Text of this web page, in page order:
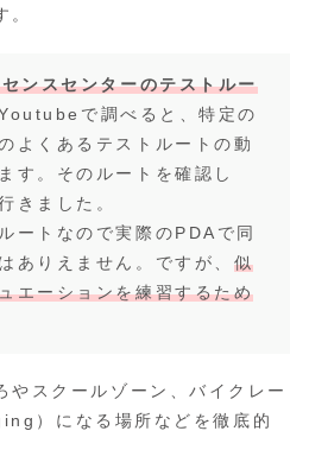
。
ンスセンターのテストルー
で調べると、特定の
よくあるテストルートの動
す。そのルートを確認し
きました。
ートなので実際のPDAで同
ありえません。ですが、 似
エーションを練習するため
やスクールゾーン、バイクレー
）になる場所などを徹底的